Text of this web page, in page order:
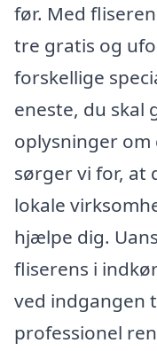
før. Med
tre gratis og
forskellige
eneste, du skal
oplysninger om
sørger vi for, at
lokale
hjælpe dig.
fliserens i
ved indgangen
professionel